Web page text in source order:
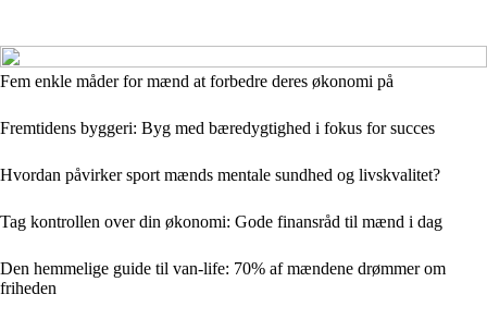
Fem enkle måder for mænd at forbedre deres økonomi på
Fremtidens byggeri: Byg med bæredygtighed i fokus for succes
Hvordan påvirker sport mænds mentale sundhed og livskvalitet?
Tag kontrollen over din økonomi: Gode finansråd til mænd i dag
Den hemmelige guide til van-life: 70% af mændene drømmer om
friheden